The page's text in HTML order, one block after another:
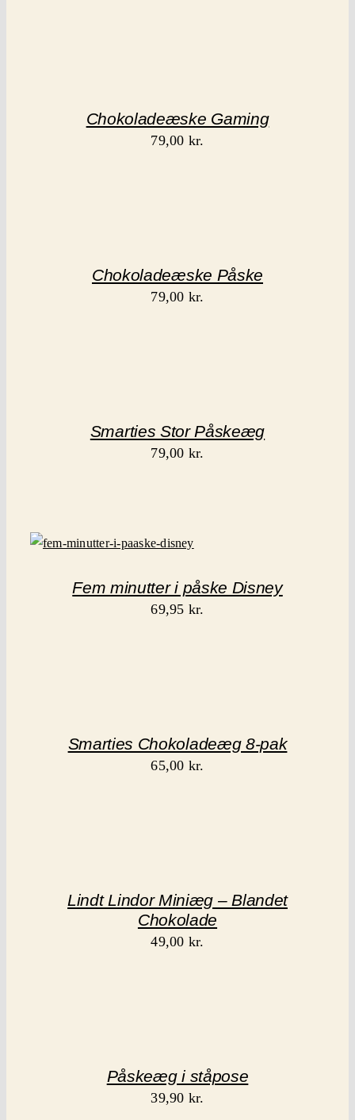
Chokoladeæske Gaming
79,00 kr.
Chokoladeæske Påske
79,00 kr.
Smarties Stor Påskeæg
79,00 kr.
Fem minutter i påske Disney
69,95 kr.
Smarties Chokoladeæg 8-pak
65,00 kr.
Lindt Lindor Miniæg – Blandet
Chokolade
49,00 kr.
Påskeæg i ståpose
39,90 kr.